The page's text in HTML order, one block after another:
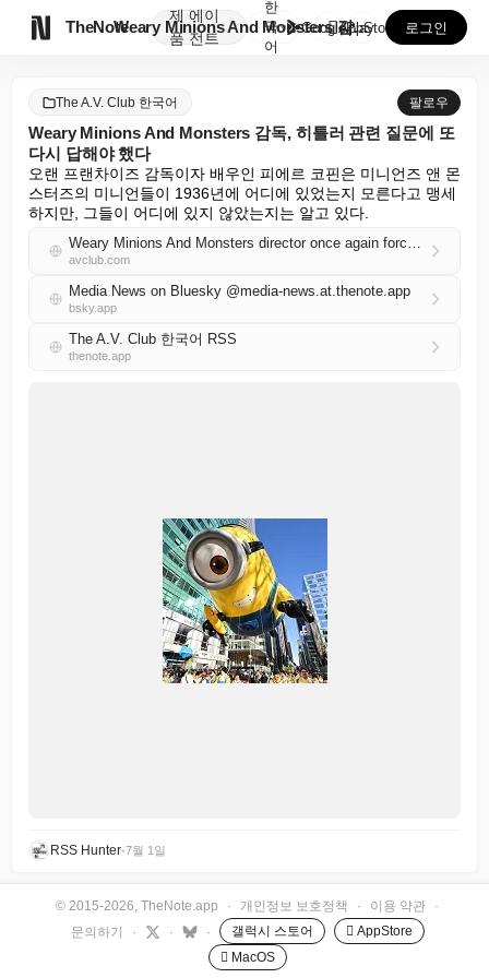
TheNote
제
품
에이
전트
Weary Minions And Monsters 감독,...
한
국
어
GooglePlay
AppStore 로그인
The A.V. Club 한국어 팔로우
Weary Minions And Monsters 감독, 히틀러 관련 질문에 또
다시 답해야 했다
오랜 프랜차이즈 감독이자 배우인 피에르 코핀은 미니언즈 앤 몬
스터즈의 미니언들이 1936년에 어디에 있었는지 모른다고 맹세
하지만, 그들이 어디에 있지 않았는지는 알고 있다.
Weary Minions And Monsters director once again forced to address the Hitler question
avclub.com
Media News on Bluesky @media-news.at.thenote.app
bsky.app
The A.V. Club 한국어 RSS
thenote.app
RSS Hunter•7월 1일
© 2015-2026, TheNote.app · 개인정보 보호정책 · 이용 약관
·
문의하기
· · · 갤럭시 스토어
 AppStore
 MacOS